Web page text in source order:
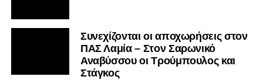
Συνεχίζονται οι αποχωρήσεις στον
ΠΑΣ Λαμία – Στον Σαρωνικό
Αναβύσσου οι Τρούμπουλος και
Στάγκος